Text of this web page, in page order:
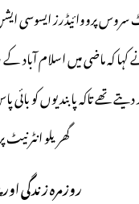
سروس پرووائیڈرز ایسوسی
کہ ماضی میں اسلام آباد
تھے تاکہ پابندیوں کو
گھریلو انٹرنیٹ
روزمرہ زندگی